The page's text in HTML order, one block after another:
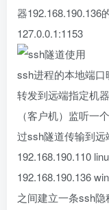
器192.168.190.136
127.0.0.1:1153
ssh进程的本地端
转发到远端指定机
（客户机）监听一
过ssh隧道传输到
192.168.190.110
192.168.190.136
之间建立一条ssh